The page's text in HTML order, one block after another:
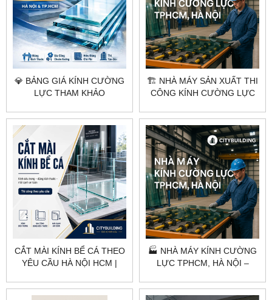
💎 BẢNG GIÁ KÍNH CƯỜNG
LỰC THAM KHẢO
TP.HCM
🏗️ NHÀ MÁY SẢN XUẤT THI
CÔNG KÍNH CƯỜNG LỰC
CITYBUILDING
CẮT MÀI KÍNH BỂ CÁ THEO
YÊU CẦU HÀ NỘI HCM |
🏭 NHÀ MÁY KÍNH CƯỜNG
LỰC TPHCM, HÀ NỘI –